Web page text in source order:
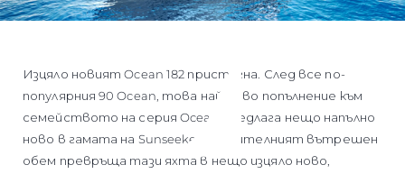
Изцяло новият Ocean 182 пристигна. След все по-
популярния 90 Ocean, това най-ново попълнение към
семейството на серия Ocean предлага нещо напълно
ново в гамата на Sunseeker. Значителният вътрешен
обем превръща тази яхта в нещо изцяло ново,